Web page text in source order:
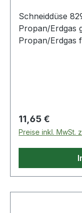
Schneiddüse
Propan/Erdgas
Propan/Erdgas
Regulärer Preis:
11,65 €
Preise inkl. MwSt.